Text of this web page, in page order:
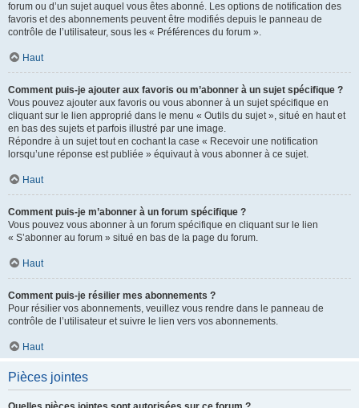
forum ou d’un sujet auquel vous êtes abonné. Les options de notification des
favoris et des abonnements peuvent être modifiés depuis le panneau de
contrôle de l’utilisateur, sous les « Préférences du forum ».
Haut
Comment puis-je ajouter aux favoris ou m’abonner à un sujet spécifique ?
Vous pouvez ajouter aux favoris ou vous abonner à un sujet spécifique en
cliquant sur le lien approprié dans le menu « Outils du sujet », situé en haut et
en bas des sujets et parfois illustré par une image.
Répondre à un sujet tout en cochant la case « Recevoir une notification
lorsqu’une réponse est publiée » équivaut à vous abonner à ce sujet.
Haut
Comment puis-je m’abonner à un forum spécifique ?
Vous pouvez vous abonner à un forum spécifique en cliquant sur le lien
« S’abonner au forum » situé en bas de la page du forum.
Haut
Comment puis-je résilier mes abonnements ?
Pour résilier vos abonnements, veuillez vous rendre dans le panneau de
contrôle de l’utilisateur et suivre le lien vers vos abonnements.
Haut
Pièces jointes